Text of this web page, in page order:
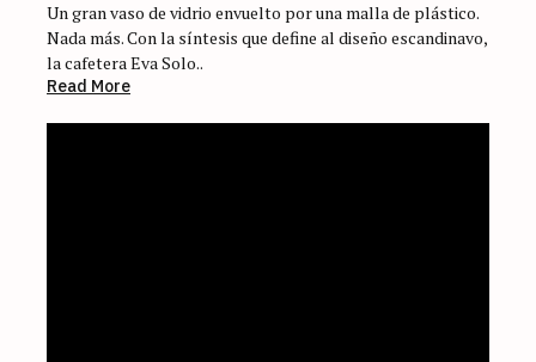
Un gran vaso de vidrio envuelto por una malla de plástico.
Nada más. Con la síntesis que define al diseño escandinavo,
la cafetera Eva Solo..
Read More